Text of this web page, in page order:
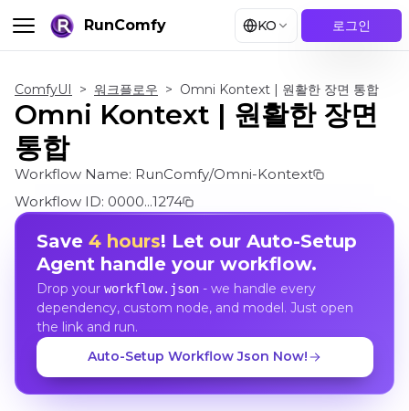
RunComfy KO 로그인
ComfyUI > 워크플로우 > Omni Kontext | 원활한 장면 통합
Omni Kontext | 원활한 장면
통합
Workflow Name: RunComfy/Omni-Kontext
Workflow ID: 0000...1274
Save 4 hours! Let our Auto-Setup
Agent handle your workflow.
Drop your workflow.json- we handle every
dependency, custom node, and model. Just open
the link and run.
Auto-Setup Workflow Json Now!